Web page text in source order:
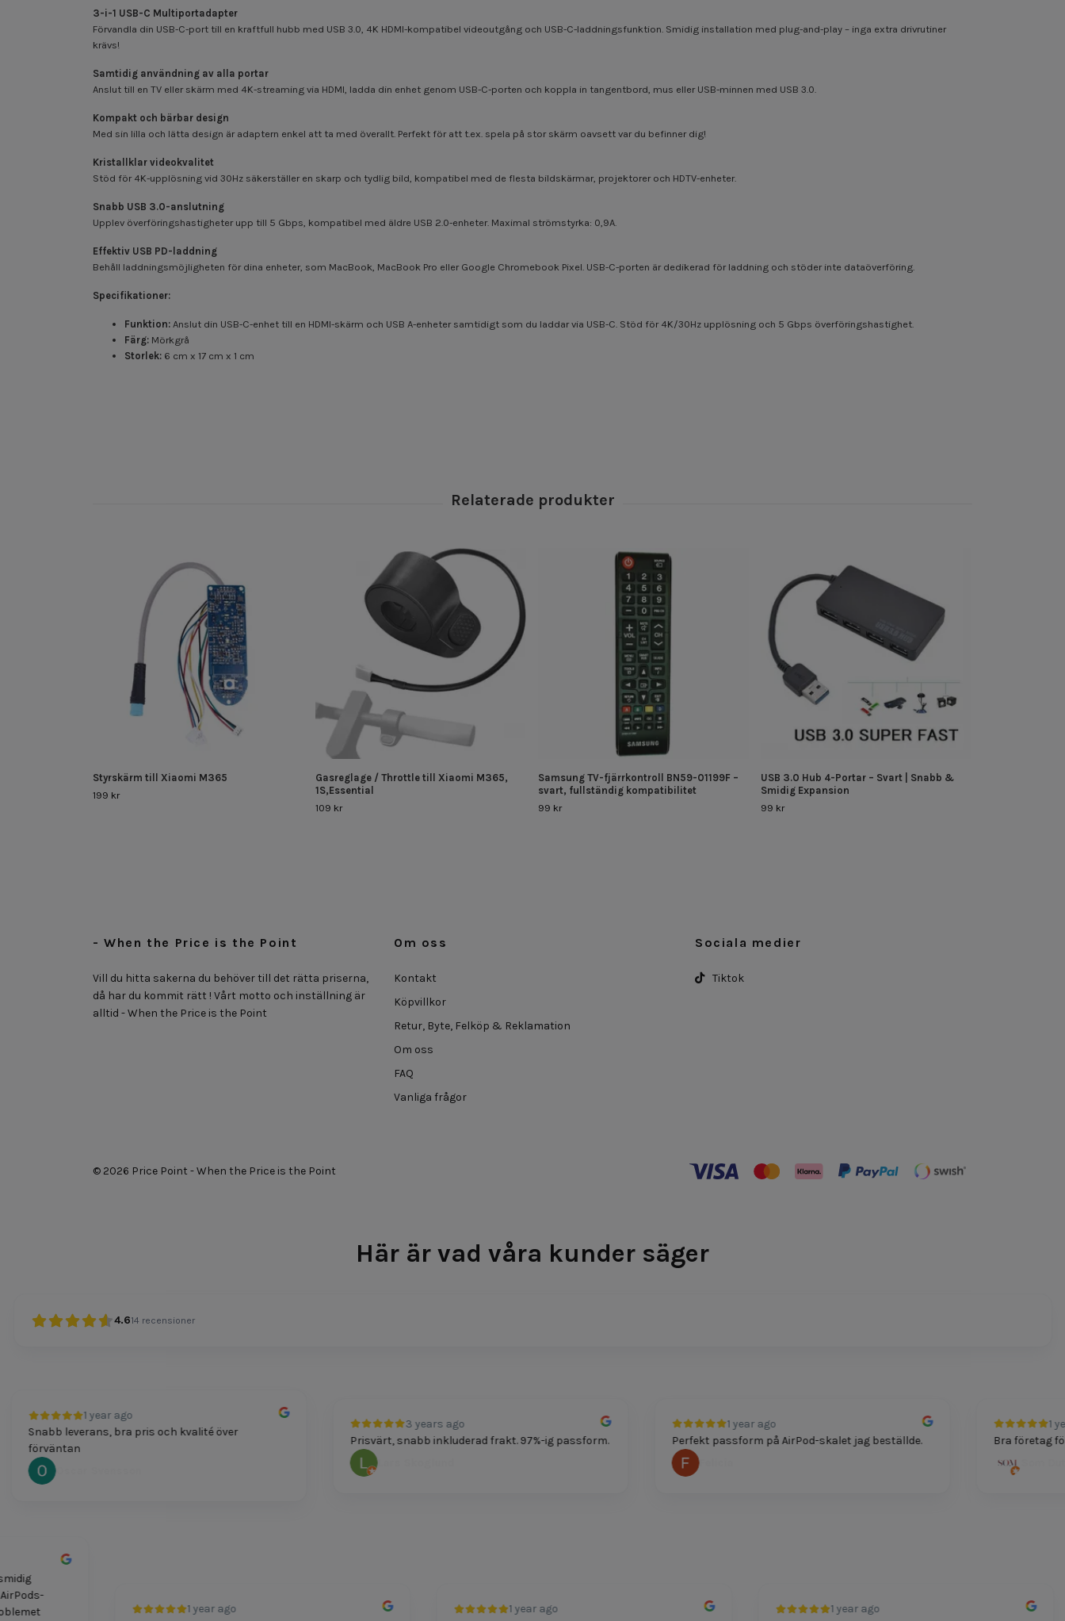
3-i-1 USB-C Multiportadapter
Förvandla din USB-C-port till en kraftfull hubb med USB 3.0, 4K HDMI-kompatibel videoutgång och USB-C-laddningsfunktion. Smidig installation med plug-and-play – inga extra drivrutiner
krävs!
Samtidig användning av alla portar
Anslut till en TV eller skärm med 4K-streaming via HDMI, ladda din enhet genom USB-C-porten och koppla in tangentbord, mus eller USB-minnen med USB 3.0.
Kompakt och bärbar design
Med sin lilla och lätta design är adaptern enkel att ta med överallt. Perfekt för att t.ex. spela på stor skärm oavsett var du befinner dig!
Kristallklar videokvalitet
Stöd för 4K-upplösning vid 30Hz säkerställer en skarp och tydlig bild, kompatibel med de flesta bildskärmar, projektorer och HDTV-enheter.
Snabb USB 3.0-anslutning
Upplev överföringshastigheter upp till 5 Gbps, kompatibel med äldre USB 2.0-enheter. Maximal strömstyrka: 0,9A.
Effektiv USB PD-laddning
Behåll laddningsmöjligheten för dina enheter, som MacBook, MacBook Pro eller Google Chromebook Pixel. USB-C-porten är dedikerad för laddning och stöder inte dataöverföring.
Specifikationer:
Funktion: Anslut din USB-C-enhet till en HDMI-skärm och USB A-enheter samtidigt som du laddar via USB-C. Stöd för 4K/30Hz upplösning och 5 Gbps överföringshastighet.
Färg: Mörkgrå
Storlek: 6 cm x 17 cm x 1 cm
Styrskärm till Xiaomi M365
199 kr
Gasreglage / Throttle till Xiaomi M365,
1S,Essential
109 kr
Samsung TV-fjärrkontroll BN59-01199F –
svart, fullständig kompatibilitet
99 kr
USB 3.0 Hub 4-Portar – Svart | Snabb &
Smidig Expansion
99 kr
- When the Price is the Point
Vill du hitta sakerna du behöver till det rätta priserna,
då har du kommit rätt ! Vårt motto och inställning är
alltid - When the Price is the Point
Om oss
Kontakt
Köpvillkor
Retur, Byte, Felköp & Reklamation
Om oss
FAQ
Vanliga frågor
Sociala medier
Tiktok
© 2026 Price Point - When the Price is the Point
Här är vad våra kunder säger
4.614 recensioner
1 year ago
Snabb leverans, bra pris och kvalité över
förväntan
Oscar Svensson
3 years ago
Prisvärt, snabb inkluderad frakt. 97%-ig passform.
Lars Skoglund
1 year ago
Perfekt passform på AirPod-skalet jag beställde.
Felicia
1 year
Bra företag för
Som Dutt
1 year ago
1 year ago
1 year ago
smidig
AirPods-